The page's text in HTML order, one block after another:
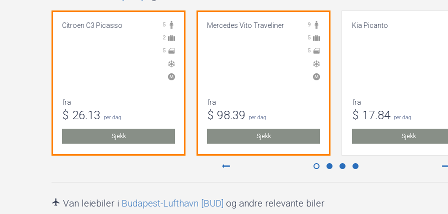
5
2
5
Citroen C3 Picasso
fra
$ 26.13 per dag
Sjekk
9
5
5
Mercedes Vito Traveliner
fra
$ 98.39 per dag
Sjekk
Kia Picanto
fra
$ 17.84 per dag
Sjekk
Van leiebiler i Budapest-Lufthavn [BUD] og andre relevante biler